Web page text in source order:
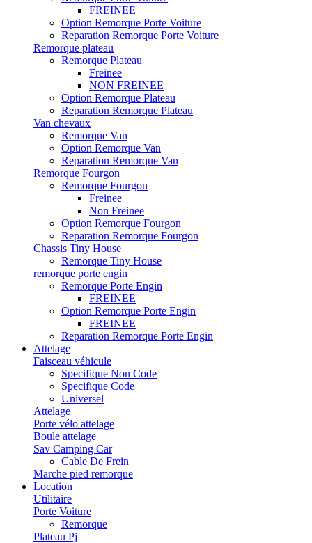
FREINEE
Option Remorque Porte Voiture
Reparation Remorque Porte Voiture
Remorque plateau
Remorque Plateau
Freinee
NON FREINEE
Option Remorque Plateau
Reparation Remorque Plateau
Van chevaux
Remorque Van
Option Remorque Van
Reparation Remorque Van
Remorque Fourgon
Remorque Fourgon
Freinee
Non Freinee
Option Remorque Fourgon
Reparation Remorque Fourgon
Chassis Tiny House
Remorque Tiny House
remorque porte engin
Remorque Porte Engin
FREINEE
Option Remorque Porte Engin
FREINEE
Reparation Remorque Porte Engin
Attelage
Faisceau véhicule
Specifique Non Code
Specifique Code
Universel
Attelage
Porte vélo attelage
Boule attelage
Sav Camping Car
Cable De Frein
Marche pied remorque
Location
Utilitaire
Porte Voiture
Remorque
Plateau Pj